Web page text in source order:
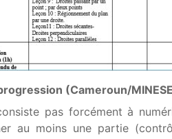
(Cameroun/
pas forcément à
au moins une partie